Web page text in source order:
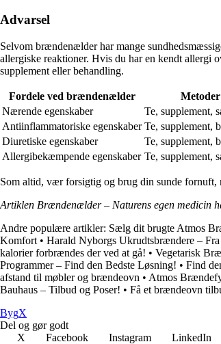
Advarsel
Selvom brændenælder har mange
allergiske reaktioner. Hvis du har en kendt allergi
supplement eller behandling.
Fordele ved brændenælder
Nærende egenskaber
Te, supplement,
Antiinflammatoriske egenskaber Te, supplement,
Diuretiske egenskaber
Te, supplement,
Allergibekæmpende egenskaber Te, supplement,
Som altid, vær forsigtig og brug din sunde fornuft,
Artiklen Brændenælder – Naturens egen medicin
Andre populære artikler: Sælg dit brugte Atmos
Komfort • Harald Nyborgs Ukrudtsbrændere –
kalorier forbrændes der ved at gå! • Vegetarisk
Programmer – Find den Bedste Løsning! • Find
afstand til møbler og brændeovn • Atmos
Bauhaus – Tilbud og Poser! • Få et brændeovn
BygX
Del og gør godt
X
Facebook Instagram LinkedIn